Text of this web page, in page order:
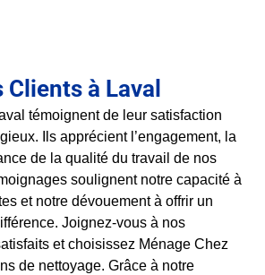
à Laval
témoignent de leur satisfaction
Ils apprécient l’engagement, la
de la qualité du travail de nos
soulignent notre capacité à
et notre dévouement à offrir un
Joignez-vous à nos
et choisissez Ménage Chez
de nettoyage. Grâce à notre